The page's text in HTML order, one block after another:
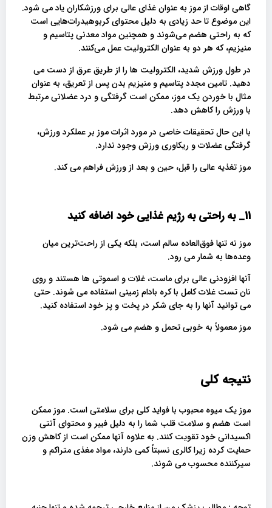
گاهی اوقات از موز به عنوان غذای عالی برای ورزشکاران یاد می شود.
این موضوع تا حد زیادی به دلیل محتوای کربوهیدرات‌هایی است
که به راحتی هضم می‌شوند و همچنین مواد معدنی پتاسیم و
منیزیم، که هر دو به عنوان الکترولیت عمل می‌کنند.
در طول ورزش شدید، الکترولیت ها را از طریق عرق از دست می
دهید. تامین مجدد پتاسیم و منیزیم بدن پس از تعریق، به عنوان
مثال با خوردن یک موز، ممکن است گرفتگی و درد عضلانی مرتبط
با ورزش را کاهش دهد.
با این حال تحقیقات خاصی در مورد اثرات موز بر عملکرد ورزش،
گرفتگی عضلات و ریکاوری ورزش وجود ندارد.
موز تغذیه عالی را قبل، حین و بعد از ورزش فراهم می کند.
11_ به راحتی به رژیم غذایی خود اضافه کنید
موز نه تنها فوق‌العاده سالم است، بلکه یکی از راحت‌ترین میان
وعده‌ها به شمار می رود.
آنها افزودنی عالی برای ماست، غلات و اسموتی ها هستند و روی
نان تست غلات کامل با کره بادام زمینی استفاده می شوند. حتی
می توانید آنها را به جای شکر در پخت و پز خود استفاده کنید.
موز معمولاً به خوبی تحمل و هضم می شود.
نتیجه کلی
موز یک میوه محبوب با فواید کلی برای سلامتی است. موز ممکن
است هضم و سلامت قلب شما را به دلیل فیبر و محتوای آنتی
اکسیدانی خود تقویت کنند. به علاوه آنها ممکن است از کاهش وزن
حمایت کرده زیرا کالری نسبتاً کمی دارند، مواد مغذی متراکم و
سیرکننده محسوب می شوند.